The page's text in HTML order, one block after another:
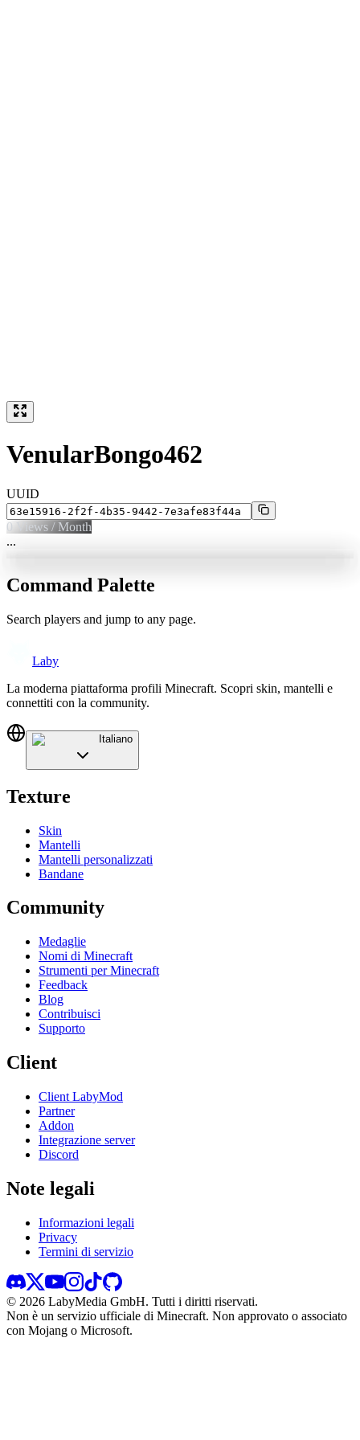
VenularBongo462
UUID
0 Views / Month
...
Command Palette
Search players and jump to any page.
Laby
La moderna piattaforma profili Minecraft. Scopri skin, mantelli e
connettiti con la community.
Italiano
Texture
Skin
Mantelli
Mantelli personalizzati
Bandane
Community
Medaglie
Nomi di Minecraft
Strumenti per Minecraft
Feedback
Blog
Contribuisci
Supporto
Client
Client LabyMod
Partner
Addon
Integrazione server
Discord
Note legali
Informazioni legali
Privacy
Termini di servizio
© 2026 LabyMedia GmbH. Tutti i diritti riservati.
Non è un servizio ufficiale di Minecraft. Non approvato o associato
con Mojang o Microsoft.